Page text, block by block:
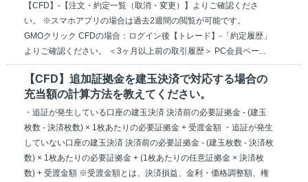
【CFD】-【注文・約定一覧（取消・変更）】よりご確認くださ
い。 ※スマホアプリの場合は過去2週間の閲覧が可能です。
GMOクリック CFDの場合：ログイン後【トレード】-「約定履歴」
よりご確認ください。 ＜3ヶ月以上前の取引履歴＞ PC会員ペー...
【CFD】追加証拠金を建玉決済で対応する場合の
充当額の計算方法を教えてください。
・追証が発生している口座の建玉決済 決済前の必要証拠金 - (建玉
枚数 - 決済枚数) × 1枚あたりの必要証拠金 + 受渡金額 ・追証が発生
していない口座の建玉決済 決済前の必要証拠金 - (建玉枚数 - 決済枚
数) × 1枚あたりの必要証拠金 + (1枚あたりの任意証拠金 × 決済枚
数) + 受渡金額 ※受渡金額とは、決済損益、金利・価格調整額、権